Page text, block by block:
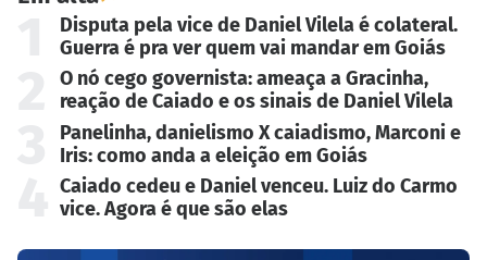
Disputa pela vice de Daniel Vilela é colateral.
Guerra é pra ver quem vai mandar em Goiás
O nó cego governista: ameaça a Gracinha,
reação de Caiado e os sinais de Daniel Vilela
Panelinha, danielismo X caiadismo, Marconi e
Iris: como anda a eleição em Goiás
Caiado cedeu e Daniel venceu. Luiz do Carmo
vice. Agora é que são elas